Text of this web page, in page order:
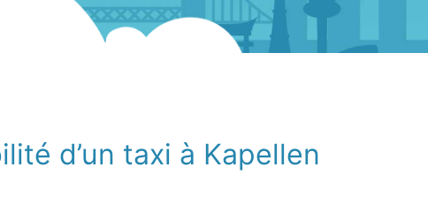
d’un taxi à Kapellen